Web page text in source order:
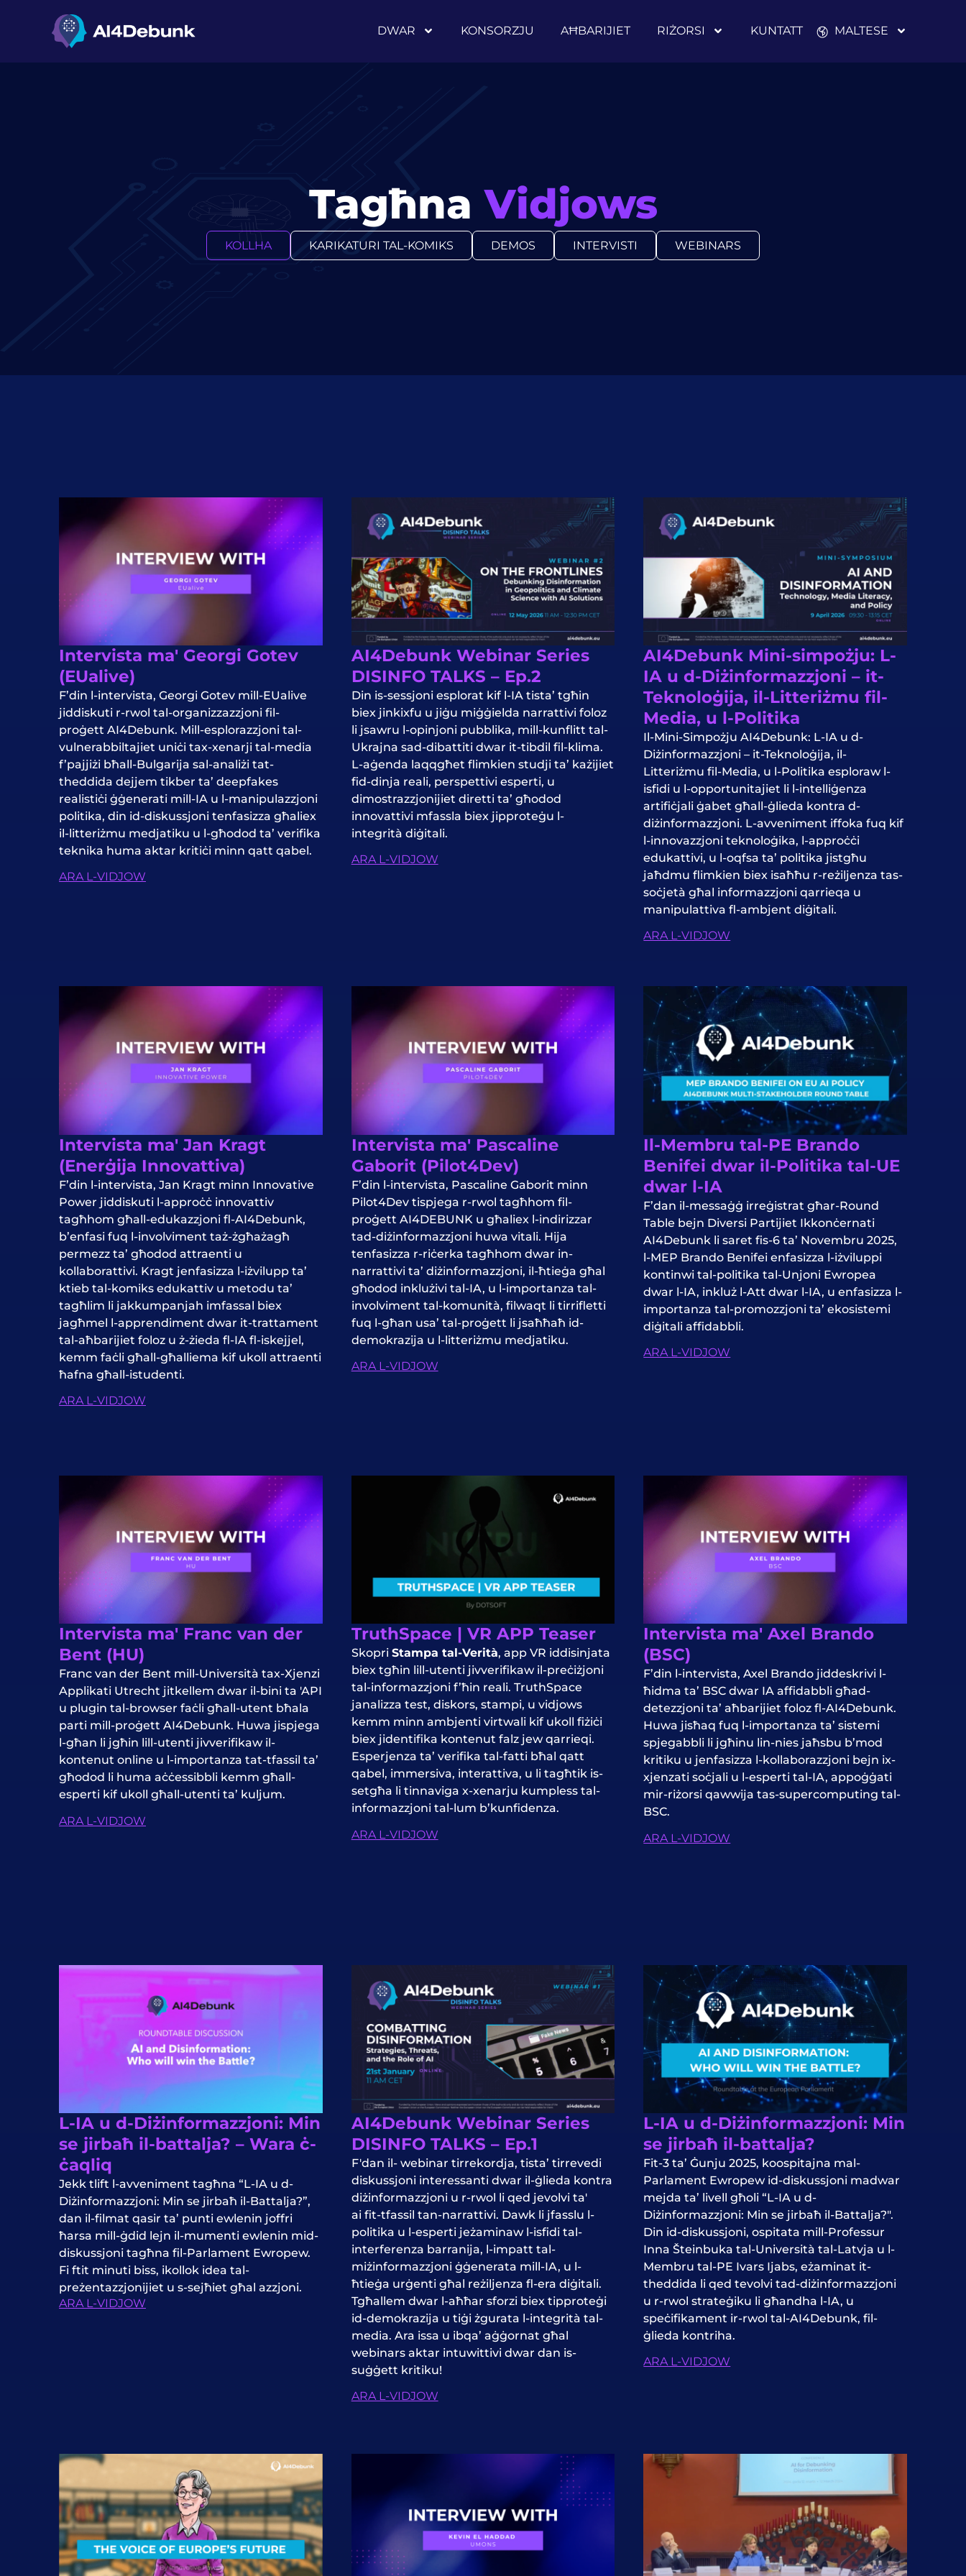
DWAR
KONSORZJU AĦBARIJIET RIŻORSI KUNTATT MALTESE
TagħnaVidjows
KARIKATURI TAL-KOMIKS DEMOS INTERVISTI WEBINARS
KOLLHA
Intervista ma' Georgi Gotev
(EUalive)
F’din l-intervista, Georgi Gotev mill-EUalive
jiddiskuti r-rwol tal-organizzazzjoni fil-
proġett AI4Debunk. Mill-esplorazzjoni tal-
vulnerabbiltajiet uniċi tax-xenarji tal-media
f’pajjiżi bħall-Bulgarija sal-analiżi tat-
theddida dejjem tikber ta’ deepfakes
realistiċi ġġenerati mill-IA u l-manipulazzjoni
politika, din id-diskussjoni tenfasizza għaliex
il-litteriżmu medjatiku u l-għodod ta’ verifika
teknika huma aktar kritiċi minn qatt qabel.
ARA L-VIDJOW
AI4Debunk Webinar Series
DISINFO TALKS – Ep.2
Din is-sessjoni esplorat kif l-IA tista’ tgħin
biex jinkixfu u jiġu miġġielda narrattivi foloz
li jsawru l-opinjoni pubblika, mill-kunflitt tal-
Ukrajna sad-dibattiti dwar it-tibdil fil-klima.
L-aġenda laqqgħet flimkien studji ta’ każijiet
fid-dinja reali, perspettivi esperti, u
dimostrazzjonijiet diretti ta’ għodod
innovattivi mfassla biex jipproteġu l-
integrità diġitali.
ARA L-VIDJOW
AI4Debunk Mini-simpożju: L-
IA u d-Diżinformazzjoni – it-
Teknoloġija, il-Litteriżmu fil-
Media, u l-Politika
Il-Mini-Simpożju AI4Debunk: L-IA u d-
Diżinformazzjoni – it-Teknoloġija, il-
Litteriżmu fil-Media, u l-Politika esploraw l-
isfidi u l-opportunitajiet li l-intelliġenza
artifiċjali ġabet għall-ġlieda kontra d-
diżinformazzjoni. L-avveniment iffoka fuq kif
l-innovazzjoni teknoloġika, l-approċċi
edukattivi, u l-oqfsa ta’ politika jistgħu
jaħdmu flimkien biex isaħħu r-reżiljenza tas-
soċjetà għal informazzjoni qarrieqa u
manipulattiva fl-ambjent diġitali.
ARA L-VIDJOW
Intervista ma' Jan Kragt
(Enerġija Innovattiva)
F’din l-intervista, Jan Kragt minn Innovative
Power jiddiskuti l-approċċ innovattiv
tagħhom għall-edukazzjoni fl-AI4Debunk,
b’enfasi fuq l-involviment taż-żgħażagħ
permezz ta’ għodod attraenti u
kollaborattivi. Kragt jenfasizza l-iżvilupp ta’
ktieb tal-komiks edukattiv u metodu ta’
tagħlim li jakkumpanjah imfassal biex
jagħmel l-apprendiment dwar it-trattament
tal-aħbarijiet foloz u ż-żieda fl-IA fl-iskejjel,
kemm faċli għall-għalliema kif ukoll attraenti
ħafna għall-istudenti.
ARA L-VIDJOW
Intervista ma' Pascaline
Gaborit (Pilot4Dev)
F’din l-intervista, Pascaline Gaborit minn
Pilot4Dev tispjega r-rwol tagħhom fil-
proġett AI4DEBUNK u għaliex l-indirizzar
tad-diżinformazzjoni huwa vitali. Hija
tenfasizza r-riċerka tagħhom dwar in-
narrattivi ta’ diżinformazzjoni, il-ħtieġa għal
għodod inklużivi tal-IA, u l-importanza tal-
involviment tal-komunità, filwaqt li tirrifletti
fuq l-għan usa’ tal-proġett li jsaħħaħ id-
demokrazija u l-litteriżmu medjatiku.
ARA L-VIDJOW
Il-Membru tal-PE Brando
Benifei dwar il-Politika tal-UE
dwar l-IA
F’dan il-messaġġ irreġistrat għar-Round
Table bejn Diversi Partijiet Ikkonċernati
AI4Debunk li saret fis-6 ta’ Novembru 2025,
l-MEP Brando Benifei enfasizza l-iżviluppi
kontinwi tal-politika tal-Unjoni Ewropea
dwar l-IA, inkluż l-Att dwar l-IA, u enfasizza l-
importanza tal-promozzjoni ta’ ekosistemi
diġitali affidabbli.
ARA L-VIDJOW
Intervista ma' Franc van der
Bent (HU)
Franc van der Bent mill-Università tax-Xjenzi
Applikati Utrecht jitkellem dwar il-bini ta 'API
u plugin tal-browser faċli għall-utent bħala
parti mill-proġett AI4Debunk. Huwa jispjega
l-għan li jgħin lill-utenti jivverifikaw il-
kontenut online u l-importanza tat-tfassil ta’
għodod li huma aċċessibbli kemm għall-
esperti kif ukoll għall-utenti ta’ kuljum.
ARA L-VIDJOW
TruthSpace | VR APP Teaser
Skopri Stampa tal-Verità, app VR iddisinjata
biex tgħin lill-utenti jivverifikaw il-preċiżjoni
tal-informazzjoni f’ħin reali. TruthSpace
janalizza test, diskors, stampi, u vidjows
kemm minn ambjenti virtwali kif ukoll fiżiċi
biex jidentifika kontenut falz jew qarrieqi.
Esperjenza ta’ verifika tal-fatti bħal qatt
qabel, immersiva, interattiva, u li tagħtik is-
setgħa li tinnaviga x-xenarju kumpless tal-
informazzjoni tal-lum b’kunfidenza.
ARA L-VIDJOW
Intervista ma' Axel Brando
(BSC)
F’din l-intervista, Axel Brando jiddeskrivi l-
ħidma ta’ BSC dwar IA affidabbli għad-
detezzjoni ta’ aħbarijiet foloz fl-AI4Debunk.
Huwa jisħaq fuq l-importanza ta’ sistemi
spjegabbli li jgħinu lin-nies jaħsbu b’mod
kritiku u jenfasizza l-kollaborazzjoni bejn ix-
xjenzati soċjali u l-esperti tal-IA, appoġġati
mir-riżorsi qawwija tas-supercomputing tal-
BSC.
ARA L-VIDJOW
L-IA u d-Diżinformazzjoni: Min
se jirbaħ il-battalja? – Wara ċ-
ċaqliq
Jekk tlift l-avveniment tagħna “L-IA u d-
Diżinformazzjoni: Min se jirbaħ il-Battalja?”,
dan il-filmat qasir ta’ punti ewlenin joffri
ħarsa mill-ġdid lejn il-mumenti ewlenin mid-
diskussjoni tagħna fil-Parlament Ewropew.
Fi ftit minuti biss, ikollok idea tal-
preżentazzjonijiet u s-sejħiet għal azzjoni.
ARA L-VIDJOW
AI4Debunk Webinar Series
DISINFO TALKS – Ep.1
F'dan il- webinar tirrekordja, tista’ tirrevedi
diskussjoni interessanti dwar il-ġlieda kontra
diżinformazzjoniu r-rwol li qed jevolvi ta'
aifit-tfassil tan-narrattivi. Dawk li jfasslu l-
politika u l-esperti jeżaminaw l-isfidi tal-
interferenza barranija, l-impatt tal-
miżinformazzjoni ġġenerata mill-IA, u l-
ħtieġa urġenti għal reżiljenza fl-era diġitali.
Tgħallem dwar l-aħħar sforzi biex tipproteġi
id-demokrazija u tiġi żgurata l-integrità tal-
media. Ara issa u ibqa’ aġġornat għal
webinars aktar intuwittivi dwar dan is-
suġġett kritiku!
ARA L-VIDJOW
L-IA u d-Diżinformazzjoni: Min
se jirbaħ il-battalja?
Fit-3 ta’ Ġunju 2025, koospitajna mal-
Parlament Ewropew id-diskussjoni madwar
mejda ta’ livell għoli “L-IA u d-
Diżinformazzjoni: Min se jirbaħ il-Battalja?".
Din id-diskussjoni, ospitata mill-Professur
Inna Šteinbuka tal-Università tal-Latvja u l-
Membru tal-PE Ivars Ijabs, eżaminat it-
theddida li qed tevolvi tad-diżinformazzjoni
u r-rwol strateġiku li għandha l-IA, u
speċifikament ir-rwol tal-AI4Debunk, fil-
ġlieda kontriha.
ARA L-VIDJOW